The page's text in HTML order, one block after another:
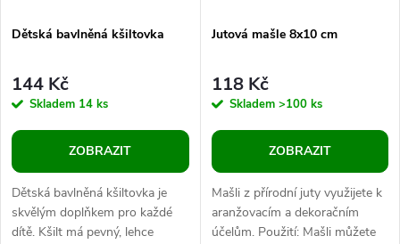
p
r
o
d
u
s
p
r
o
d
Dětská bavlněná kšiltovka
144 Kč
Skladem 14 ks
ZOBRAZIT
Dětská bavlněná kšiltovka je
skvělým doplňkem pro každé
dítě. Kšilt má pevný, lehce
Jutová mašle 8x10 cm
118 Kč
Skladem >100 ks
ZOBRAZIT
Mašli z přírodní juty využijete k
aranžovacím a dekoračním
účelům. Použití: Mašli můžete